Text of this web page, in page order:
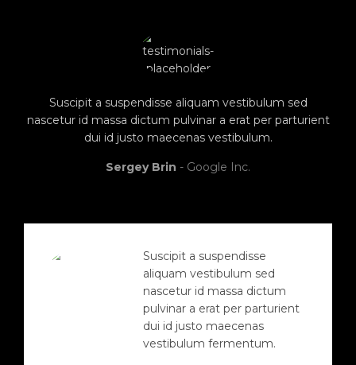
Suscipit a suspendisse aliquam vestibulum sed
nascetur id massa dictum pulvinar a erat per parturient
dui id justo maecenas vestibulum.
Sergey Brin Google Inc.
Suscipit a suspendisse
aliquam vestibulum sed
nascetur id massa dictum
pulvinar a erat per parturient
dui id justo maecenas
vestibulum fermentum.